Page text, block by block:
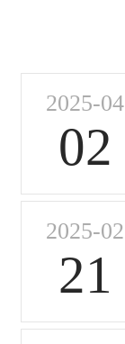
2025-04
02
2025-02
21